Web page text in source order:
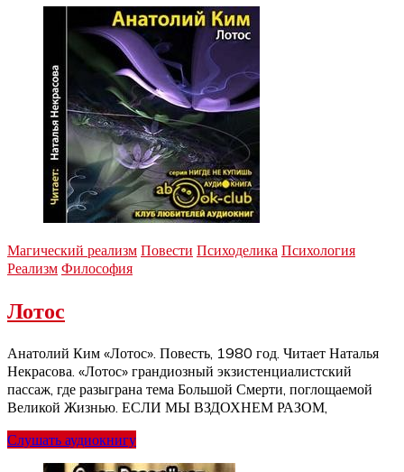
Магический реализм Повести Психоделика Психология
Реализм Философия
Лотос
Анатолий Ким «Лотос». Повесть, 1980 год. Читает Наталья
Некрасова. «Лотос» грандиозный экзистенциалистский
пассаж, где разыграна тема Большой Смерти, поглощаемой
Великой Жизнью. ЕСЛИ МЫ ВЗДОХНЕМ РАЗОМ,
Слушать аудиокнигу